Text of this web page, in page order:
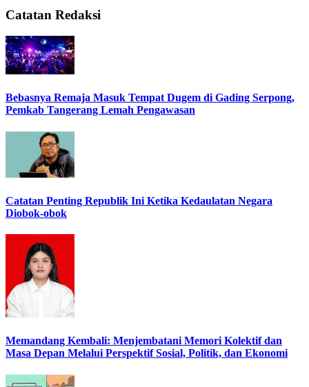
Catatan Redaksi
Bebasnya Remaja Masuk Tempat Dugem di Gading Serpong,
Pemkab Tangerang Lemah Pengawasan
Catatan Penting Republik Ini Ketika Kedaulatan Negara
Diobok-obok
Memandang Kembali: Menjembatani Memori Kolektif dan
Masa Depan Melalui Perspektif Sosial, Politik, dan Ekonomi